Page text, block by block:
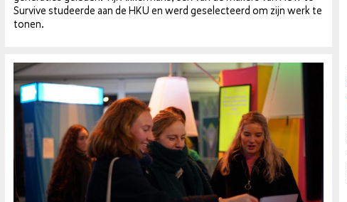
Survive studeerde aan de HKU en werd ge­se­lec­teerd om zijn werk te
tonen.